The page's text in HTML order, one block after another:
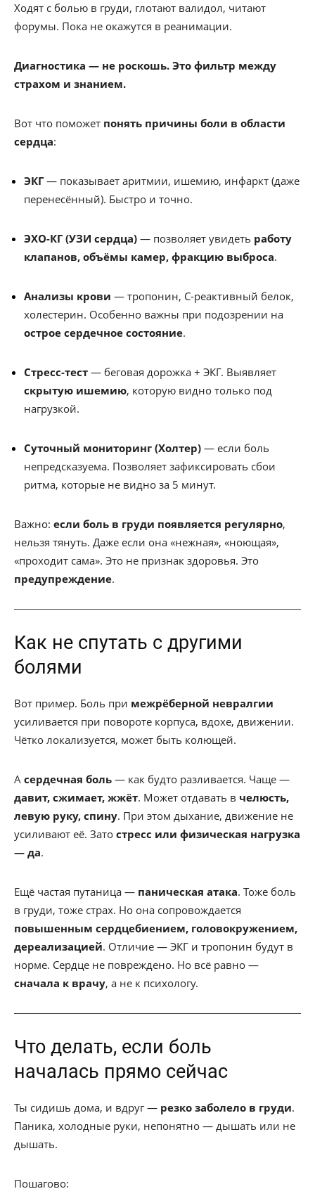
Ходят с болью в груди, глотают валидол, читают
форумы. Пока не окажутся в реанимации.
Диагностика — не роскошь. Это фильтр между
страхом и знанием.
Вот что поможет понять причины боли в области
сердца:
ЭКГ— показывает аритмии, ишемию, инфаркт (даже
перенесённый). Быстро и точно.
ЭХО-КГ (УЗИ сердца) — позволяет увидеть работу
клапанов, объёмы камер, фракцию выброса.
Анализы крови — тропонин, С-реактивный белок,
холестерин. Особенно важны при подозрении на
острое сердечное состояние.
Стресс-тест — беговая дорожка + ЭКГ. Выявляет
скрытую ишемию, которую видно только под
нагрузкой.
Суточный мониторинг (Холтер) — если боль
непредсказуема. Позволяет зафиксировать сбои
ритма, которые не видно за 5 минут.
Важно: если боль в груди появляется регулярно,
нельзя тянуть. Даже если она «нежная», «ноющая»,
«проходит сама». Это не признак здоровья. Это
предупреждение.
Как не спутать с другими
болями
Вот пример. Боль при межрёберной невралгии
усиливается при повороте корпуса, вдохе, движении.
Чётко локализуется, может быть колющей.
А сердечная боль — как будто разливается. Чаще —
давит, сжимает, жжёт. Может отдавать в челюсть,
левую руку, спину. При этом дыхание, движение не
усиливают её. Зато стресс или физическая нагрузка
— да.
Ещё частая путаница — паническая атака. Тоже боль
в груди, тоже страх. Но она сопровождается
повышенным сердцебиением, головокружением,
дереализацией. Отличие — ЭКГ и тропонин будут в
норме. Сердце не повреждено. Но всё равно —
сначала к врачу, а не к психологу.
Что делать, если боль
началась прямо сейчас
Ты сидишь дома, и вдруг — резко заболело в груди.
Паника, холодные руки, непонятно — дышать или не
дышать.
Пошагово: